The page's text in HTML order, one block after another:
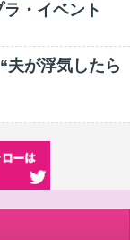
・イベント
夫が浮気したら